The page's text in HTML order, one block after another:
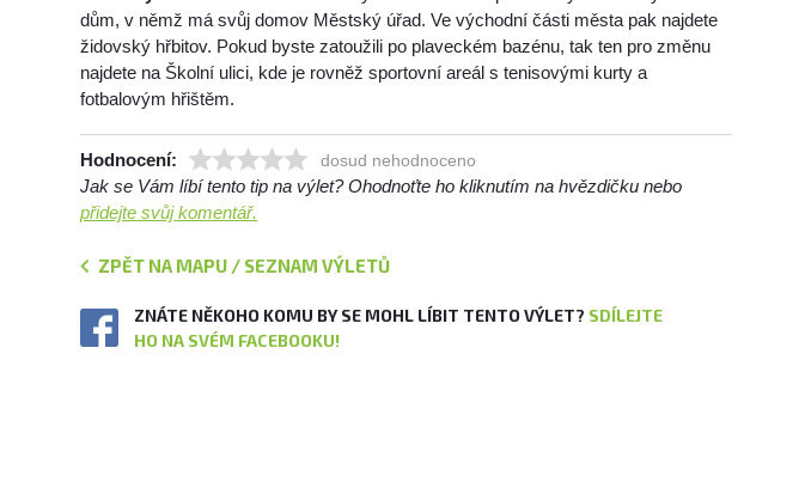
dům, v němž má svůj domov Městský úřad. Ve východní části města pak najdete
židovský hřbitov. Pokud byste zatoužili po plaveckém bazénu, tak ten pro změnu
najdete na Školní ulici, kde je rovněž sportovní areál s tenisovými kurty a
fotbalovým hřištěm.
Hodnocení: dosud nehodnoceno
Jak se Vám líbí tento tip na výlet? Ohodnoťte ho kliknutím na hvězdičku nebo
přidejte svůj komentář.
ZPĚT NA MAPU / SEZNAM VÝLETŮ
ZNÁTE NĚKOHO KOMU BY SE MOHL LÍBIT TENTO VÝLET? SDÍLEJTE
HO NA SVÉM FACEBOOKU!